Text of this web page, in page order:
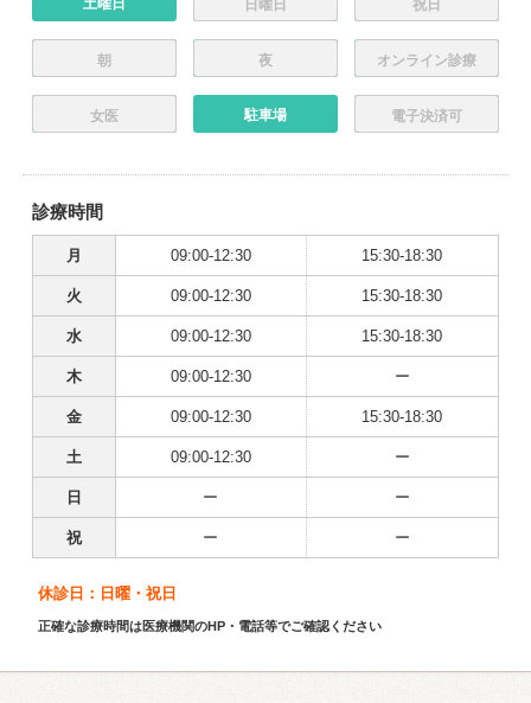
土曜日 日曜日 祝日
朝 夜 オンライン診療
女医 駐車場 電子決済可
診療時間
月 09:00-12:30 15:30-18:30
火 09:00-12:30 15:30-18:30
水 09:00-12:30 15:30-18:30
木 09:00-12:30 ー
金 09:00-12:30 15:30-18:30
土 09:00-12:30 ー
日 ー ー
祝 ー ー
休診日：日曜・祝日
正確な診療時間は医療機関のHP・電話等でご確認ください